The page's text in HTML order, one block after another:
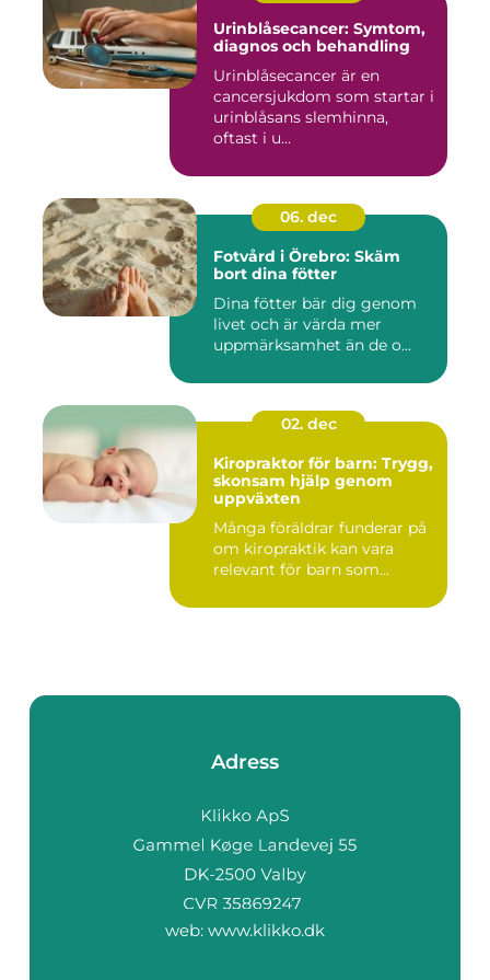
Urinblåsecancer: Symtom,
diagnos och behandling
Urinblåsecancer är en
cancersjukdom som startar i
urinblåsans slemhinna,
oftast i u...
06. dec
Fotvård i Örebro: Skäm
bort dina fötter
Dina fötter bär dig genom
livet och är värda mer
uppmärksamhet än de o...
02. dec
Kiropraktor för barn: Trygg,
skonsam hjälp genom
uppväxten
Många föräldrar funderar på
om kiropraktik kan vara
relevant för barn som...
Adress
web: www.klikko.dk